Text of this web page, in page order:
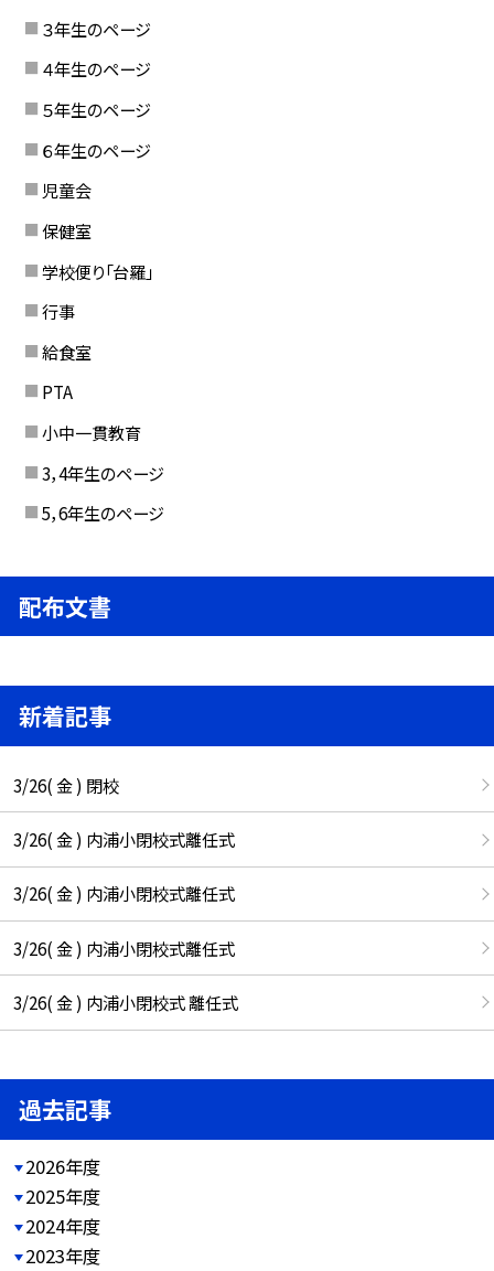
３年生のページ
４年生のページ
５年生のページ
６年生のページ
児童会
保健室
学校便り「台羅」
行事
給食室
PTA
小中一貫教育
3，4年生のページ
5，6年生のページ
配布文書
新着記事
3/26( 金 ) 閉校
3/26( 金 ) 内浦小閉校式離任式
3/26( 金 ) 内浦小閉校式離任式
3/26( 金 ) 内浦小閉校式離任式
3/26( 金 ) 内浦小閉校式 離任式
過去記事
2026年度
2025年度
2024年度
2023年度